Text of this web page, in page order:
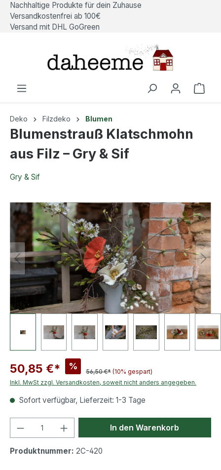
springen
Nachhaltige Produkte für dein Zuhause
Versandkostenfrei ab 100€
Versand mit DHL GoGreen
Deko Filzdeko Blumen
Blumenstrauß Klatschmohn
aus Filz – Gry & Sif
Gry & Sif
Bildergalerie überspringen
50,85 €* %
56,50 €* (10% gespart)
Inkl. MwSt zzgl. Versandkosten, soweit nicht anders angegeben.
Sofort verfügbar, Lieferzeit: 1-3 Tage
Produkt Anzahl: Gib denIn den Warenkorb
Produktnummer: 2C-420